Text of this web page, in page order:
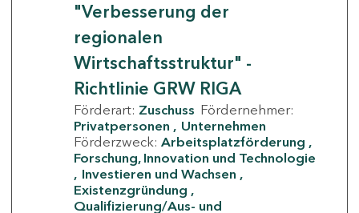
"Verbesserung der
regionalen
Wirtschaftsstruktur" -
Richtlinie GRW RIGA
Förderart: Zuschuss Fördernehmer:
Privatpersonen
Unternehmen
Förderzweck: Arbeitsplatzförderung
Forschung, Innovation und Technologie
Investieren und Wachsen
Existenzgründung
Qualifizierung/Aus- und